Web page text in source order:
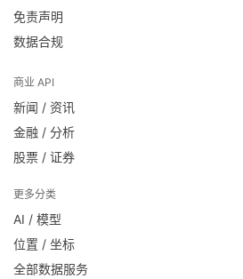
免责声明
数据合规
商业 API
新闻 / 资讯
金融 / 分析
股票 / 证券
更多分类
AI / 模型
位置 / 坐标
全部数据服务